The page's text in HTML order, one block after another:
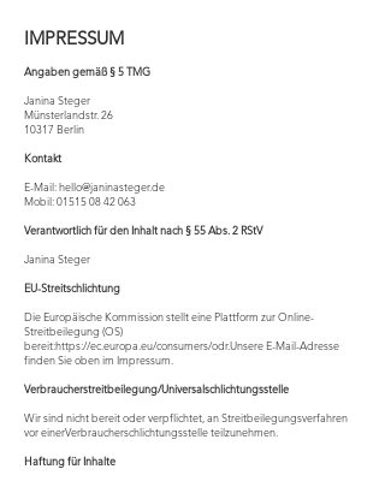
IMPRESSUM
Angaben gemäß § 5 TMG
Janina Steger
Münsterlandstr. 26
10317 Berlin
Kontakt
E-Mail:hello@janinasteger.de
Mobil:01515 08 42 063
Verantwortlich für den Inhalt nach § 55 Abs. 2 RStV
Janina Steger
EU-Streitschlichtung
Die Europäische Kommission stellt eine Plattform zur Online-
Streitbeilegung (OS)
bereit:https://ec.europa.eu/consumers/odr.UnsereE-Mail-Adresse
finden Sie oben im Impressum.
Verbraucherstreitbeilegung/Universalschlichtungsstelle
Wir sind nicht bereit oder verpflichtet, an Streitbeilegungsverfahren
vor einerVerbraucherschlichtungsstelle teilzunehmen.
Haftung für Inhalte